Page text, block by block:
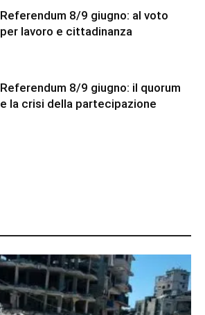
Referendum 8/9 giugno: al voto
per lavoro e cittadinanza
Referendum 8/9 giugno: il quorum
e la crisi della partecipazione